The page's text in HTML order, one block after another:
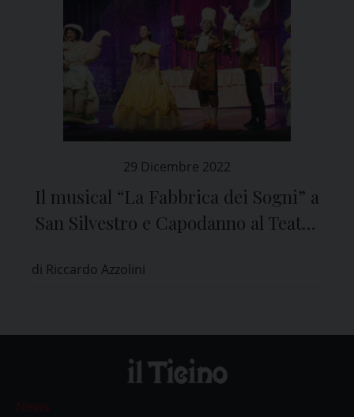
29 Dicembre 2022
Il musical “La Fabbrica dei Sogni” a
San Silvestro e Capodanno al Teatro
di Riccardo Azzolini
News